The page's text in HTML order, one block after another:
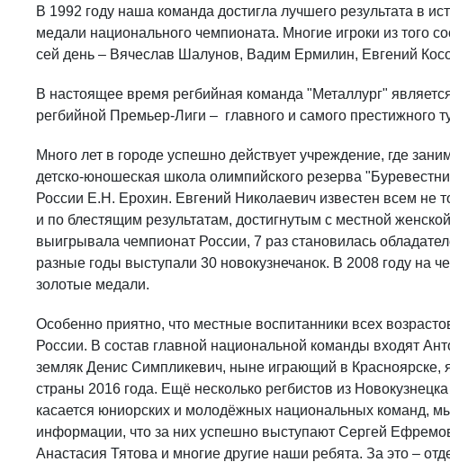
В 1992 году наша команда достигла лучшего результата в
медали национального чемпионата. Многие игроки из того
сей день – Вячеслав Шалунов, Вадим Ермилин, Евгений
В настоящее время регбийная команда "Металлург"
регбийной Премьер-Лиги – главного и самого престижного
Много лет в городе успешно действует учреждение, где
детско-юношеская школа олимпийского резерва
России Е.Н. Ерохин. Евгений Николаевич известен всем не
и по блестящим результатам, достигнутым с местной
выигрывала чемпионат России, 7 раз становилась
разные годы выступали 30 новокузнечанок. В 2008 году на
золотые медали.
Особенно приятно, что местные воспитанники всех
России. В состав главной национальной команды входят
земляк Денис Симпликевич, ныне играющий в Красноярске,
страны 2016 года. Ещё несколько регбистов из
касается юниорских и молодёжных национальных команд,
информации, что за них успешно выступают Сергей
Анастасия Тятова и многие другие наши ребята. За это –